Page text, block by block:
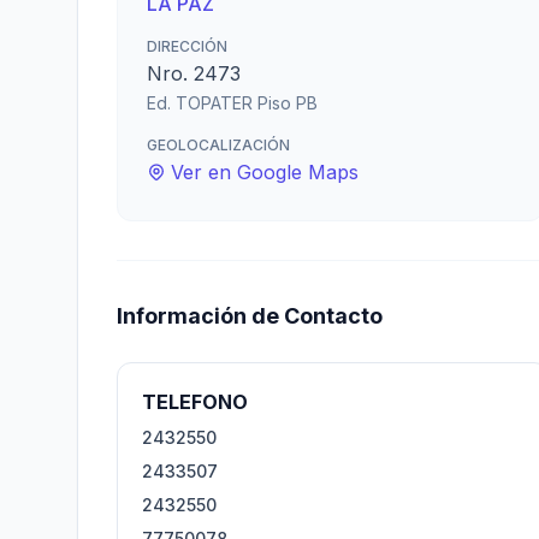
DIRECCIÓN
Nro. 2473
Ed. TOPATER Piso PB
GEOLOCALIZACIÓN
Ver en Google Maps
Información de Contacto
TELEFONO
2432550
2433507
2432550